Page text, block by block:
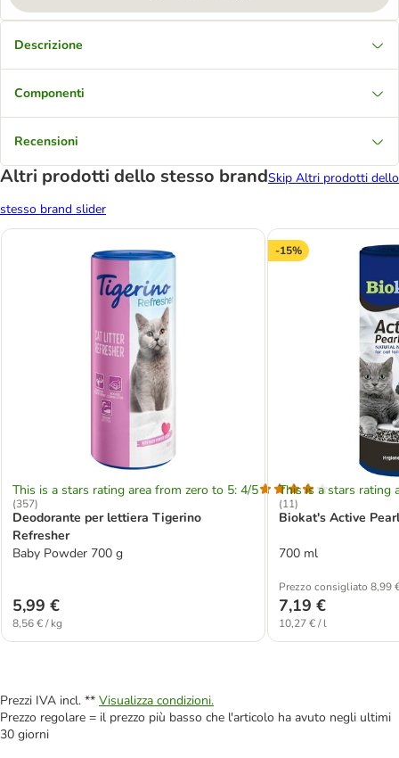
Descrizione
Componenti
Recensioni
Altri prodotti dello stesso brandSkip Altri prodotti dello
stesso brand slider
This is a stars rating area from zero to 5: 4/5
(357)
Deodorante per lettiera Tigerino
Refresher
Baby Powder 700 g
5,99 €
8,56 € / kg
-15%
This is a stars rating
(11)
Biokat's Active
700 ml
Prezzo consigliato 8,99
7,19 €
10,27 € / l
Prezzi IVA incl. ** Visualizza condizioni.
Prezzo regolare = il prezzo più basso che l'articolo ha avuto negli ultimi
30 giorni